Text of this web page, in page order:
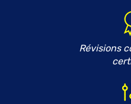
Révisions